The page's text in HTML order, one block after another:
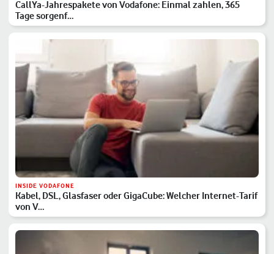
CallYa-Jahrespakete von Vodafone: Einmal zahlen, 365
Tage sorgenf…
INSIDE VODAFONE
Kabel, DSL, Glasfaser oder GigaCube: Welcher Internet-Tarif
von V…